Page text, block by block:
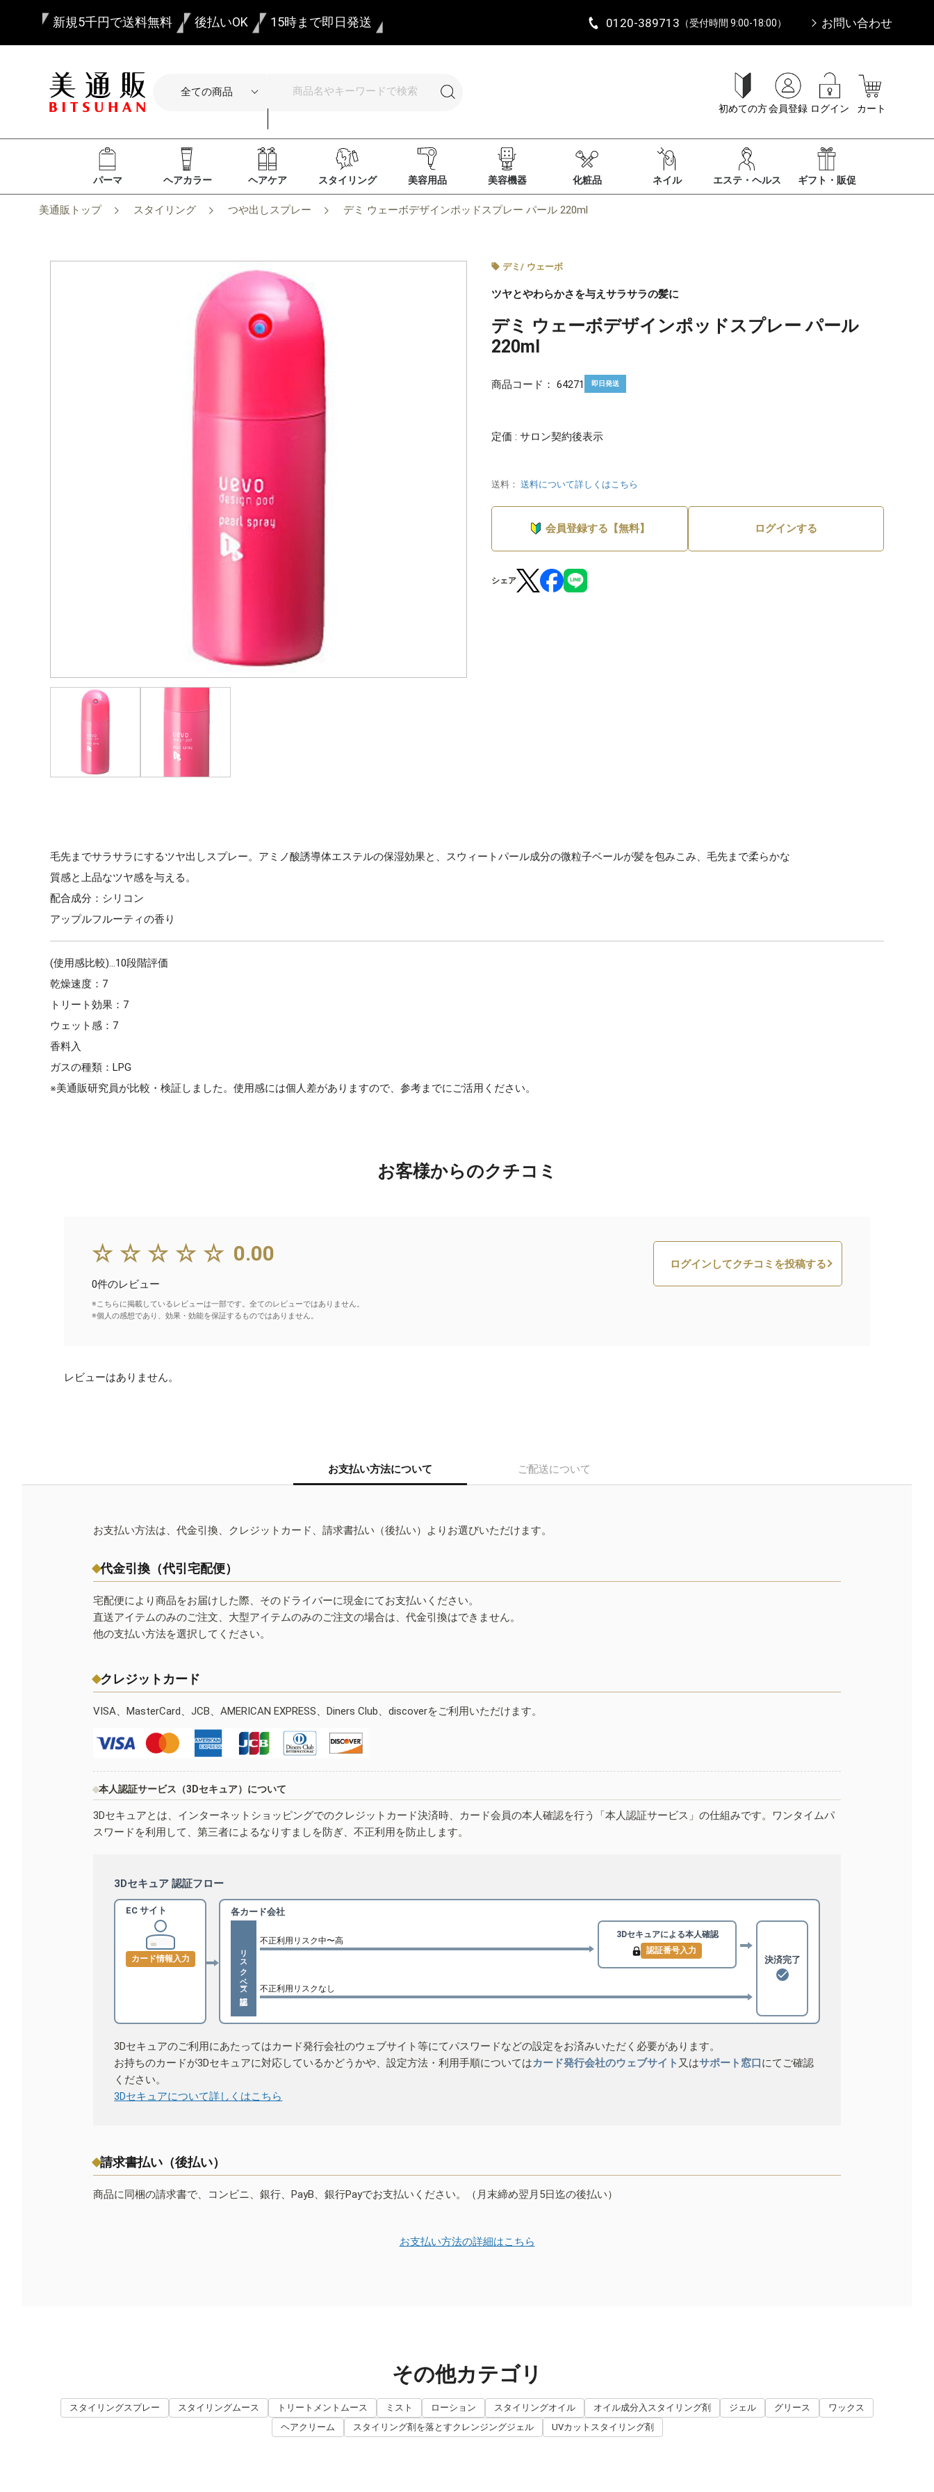
新規5千円で送料無料 後払いOK 15時まで即日発送 0120-389713 （受付時間 9:00-18:00） お問い合わせ
初めての方会員登録 ログイン カート
パーマ ヘアカラー ヘアケア スタイリング 美容用品 美容機器 化粧品 ネイル エステ・ヘルス ギフト・販促
美通販トップ スタイリング つや出しスプレー デミ ウェーボデザインポッドスプレー パール 220ml
デミ / ウェーボ
ツヤとやわらかさを与えサラサラの髪に
デミ ウェーボデザインポッドスプレー パール
220ml
商品コード： 64271 即日発送
定価 : サロン契約後表示
送料： 送料について詳しくはこちら
会員登録する【無料】 ログインする
シェア
毛先までサラサラにするツヤ出しスプレー。アミノ酸誘導体エステルの保湿効果と、スウィートパール成分の微粒子ベールが髪を包みこみ、毛先まで柔らかな
質感と上品なツヤ感を与える。
配合成分：シリコン
アップルフルーティの香り
(使用感比較)…10段階評価
乾燥速度：7
トリート効果：7
ウェット感：7
香料入
ガスの種類：LPG
※美通販研究員が比較・検証しました。使用感には個人差がありますので、参考までにご活用ください。
お客様からのクチコミ
☆☆☆☆☆ 0.00
0件のレビュー
※こちらに掲載しているレビューは一部です。全てのレビューではありません。
※個人の感想であり、効果・効能を保証するものではありません。
ログインしてクチコミを投稿する
レビューはありません。
お支払い方法について ご配送について
お支払い方法は、代金引換、クレジットカード、請求書払い（後払い）よりお選びいただけます。
代金引換（代引宅配便）
宅配便により商品をお届けした際、そのドライバーに現金にてお支払いください。
直送アイテムのみのご注文、大型アイテムのみのご注文の場合は、代金引換はできません。
他の支払い方法を選択してください。
クレジットカード
VISA、MasterCard、JCB、AMERICAN EXPRESS、Diners Club、discoverをご利用いただけます。
本人認証サービス（3Dセキュア）について
3Dセキュアとは、インターネットショッピングでのクレジットカード決済時、カード会員の本人確認を行う「本人認証サービス」の仕組みです。ワンタイムパ
スワードを利用して、第三者によるなりすましを防ぎ、不正利用を防止します。
3Dセキュア 認証フロー
EC サイト
カード情報入力
各カード会社
リスクベース認証
不正利用リスク中〜高
3Dセキュアによる本人確認
認証番号入力
不正利用リスクなし
決済完了
3Dセキュアのご利用にあたってはカード発行会社のウェブサイト等にてパスワードなどの設定をお済みいただく必要があります。
お持ちのカードが3Dセキュアに対応しているかどうかや、設定方法・利用手順についてはカード発行会社のウェブサイト 又はサポート窓口にてご確認
ください。
3Dセキュアについて詳しくはこちら
請求書払い（後払い）
商品に同梱の請求書で、コンビニ、銀行、PayB、銀行Payでお支払いください。（月末締め翌月5日迄の後払い）
お支払い方法の詳細はこちら
その他カテゴリ
スタイリングスプレー スタイリングムース トリートメントムース ミスト ローション スタイリングオイル オイル成分入スタイリング剤 ジェル グリース
ワックス
ヘアクリーム
スタイリング剤を落とすクレンジングジェル UVカットスタイリング剤